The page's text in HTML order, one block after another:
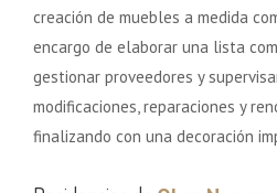
creación de muebles a medida
encargo de elaborar una lista
gestionar proveedores y
modificaciones, reparaciones y
finalizando con una decoración